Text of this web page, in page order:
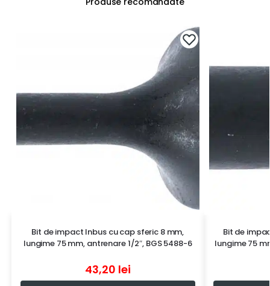
Bit de impact Inbus cu cap sferic 8 mm,
lungime 75 mm, antrenare 1/2″, BGS 5488-6
43,20 lei
Bit de
lungime 75